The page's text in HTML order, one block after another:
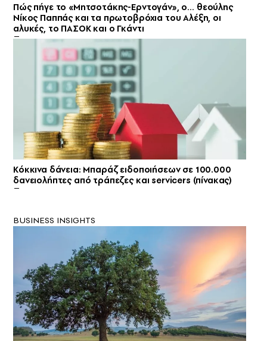
Πώς πήγε το «Μητσοτάκης-Ερντογάν», ο… θεούλης
Νίκος Παππάς και τα πρωτοβρόχια του Αλέξη, οι
αλυκές, το ΠΑΣΟΚ και ο Γκάντι
Κόκκινα δάνεια: Μπαράζ ειδοποιήσεων σε 100.000
δανειολήπτες από τράπεζες και servicers (πίνακας)
BUSINESS INSIGHTS